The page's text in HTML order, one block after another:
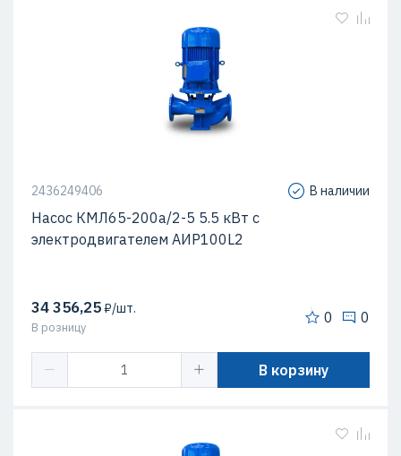
2436249406 В наличии
Насос КМЛ65-200а/2-5 5.5 кВт c
электродвигателем АИР100L2
34 356,25₽/шт.
В розницу
0 0
В корзину